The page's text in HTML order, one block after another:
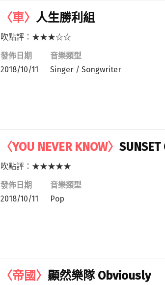
〈車〉 人生勝利組
吹點評：★★★☆☆
發佈日期
2018/10/11
音樂類型
Singer / Songwriter
〈YOU NEVER KNOW〉SUNSET
吹點評：★★★★★
發佈日期
2018/10/11
音樂類型
Pop
〈帝國〉 顯然樂隊 Obviously